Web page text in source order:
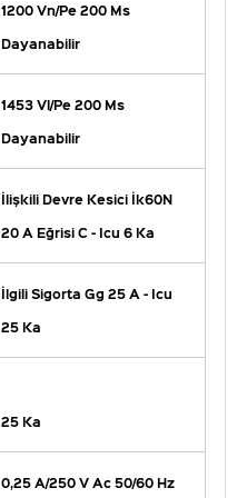
1200 Vn/Pe 200 Ms
Dayanabilir
1453 Vl/Pe 200 Ms
Dayanabilir
İlişkili Devre Kesici İk60N
20 A Eğrisi C - Icu 6 Ka
İlgili Sigorta Gg 25 A - Icu
25 Ka
25 Ka
0,25 A/250 V Ac 50/60 Hz